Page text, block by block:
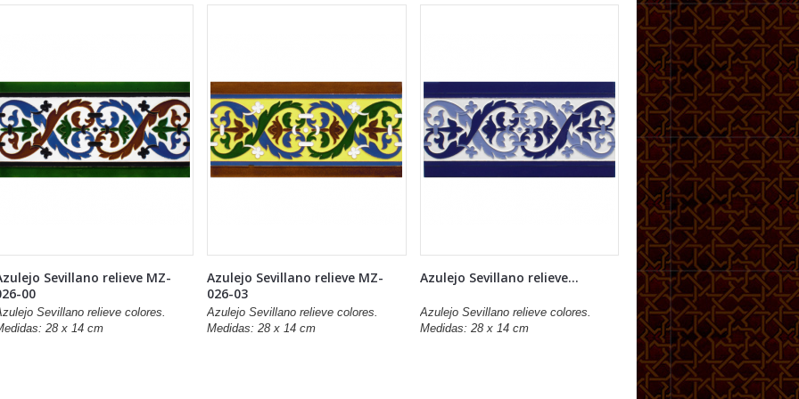
Sevillano relieve MZ-
00
Sevillano relieve colores.
28 x 14 cm
Azulejo Sevillano relieve MZ-
026-03
Azulejo Sevillano relieve colores.
Medidas: 28 x 14 cm
Azulejo Sevillano relieve...
Azulejo Sevillano relieve colores.
Medidas: 28 x 14 cm